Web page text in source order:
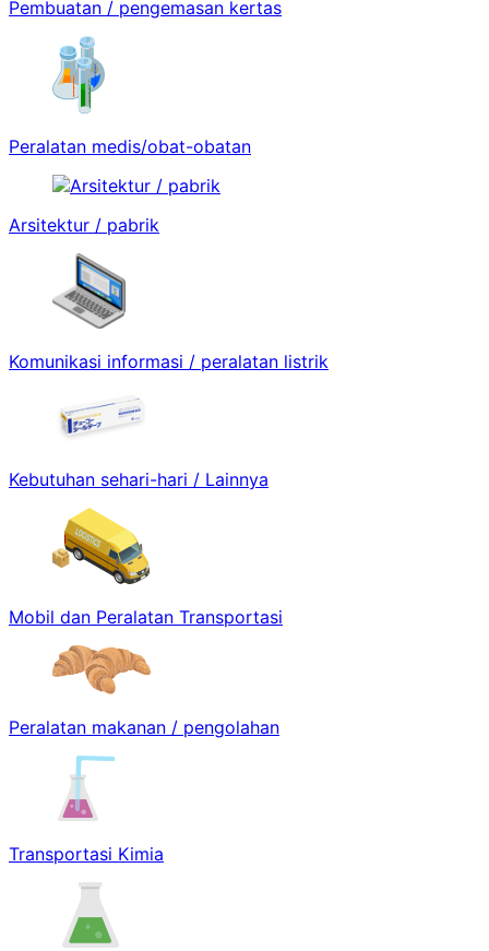
Pembuatan / pengemasan kertas
Peralatan medis/obat-obatan
Arsitektur / pabrik
Komunikasi informasi / peralatan listrik
Kebutuhan sehari-hari / Lainnya
Mobil dan Peralatan Transportasi
Peralatan makanan / pengolahan
Transportasi Kimia